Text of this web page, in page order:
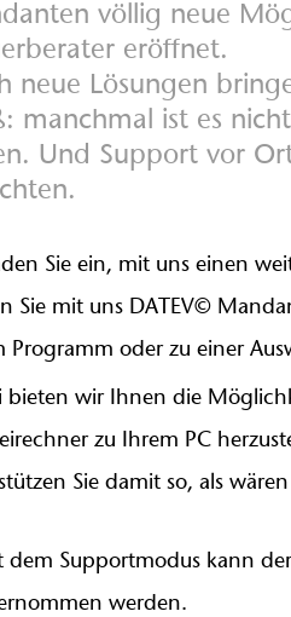
völlig neue
eröffnet.
neue Lösungen
manchmal ist es
Und Support vor
Sie ein, mit uns einen
Sie mit uns DATEV©
Programm oder zu einer
bieten wir Ihnen die
zu Ihrem PC
Sie damit so, als
dem Supportmodus kann
werden.